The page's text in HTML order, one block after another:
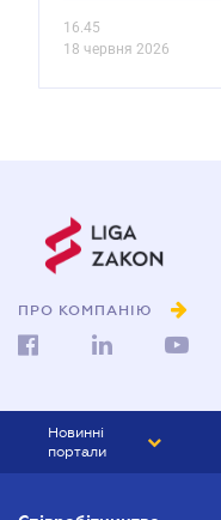
16.45
18 червня 2026
ПРО КОМПАНІЮ
Новинні
портали